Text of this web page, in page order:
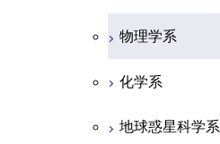
物理学系
化学系
地球惑星科学系